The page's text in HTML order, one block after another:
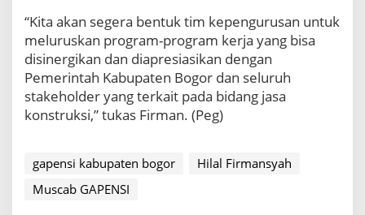
S
I
K
a
b
u
p
e
“Kita akan segera bentuk tim kepengurusan untuk
meluruskan program-program kerja yang bisa
disinergikan dan diapresiasikan dengan
Pemerintah Kabupaten Bogor dan seluruh
stakeholder yang terkait pada bidang jasa
konstruksi,” tukas Firman. (Peg)
gapensi kabupaten bogor
Hilal Firmansyah
Muscab GAPENSI